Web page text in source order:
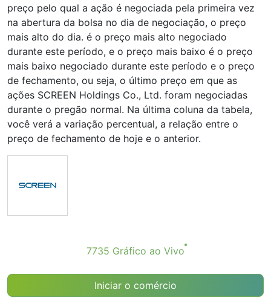
preço pelo qual a ação é negociada pela primeira vez
na abertura da bolsa no dia de negociação, o preço
mais alto do dia. é o preço mais alto negociado
durante este período, e o preço mais baixo é o preço
mais baixo negociado durante este período e o preço
de fechamento, ou seja, o último preço em que as
ações SCREEN Holdings Co., Ltd. foram negociadas
durante o pregão normal. Na última coluna da tabela,
você verá a variação percentual, a relação entre o
preço de fechamento de hoje e o anterior.
7735 Gráfico ao Vivo
Iniciar o comércio